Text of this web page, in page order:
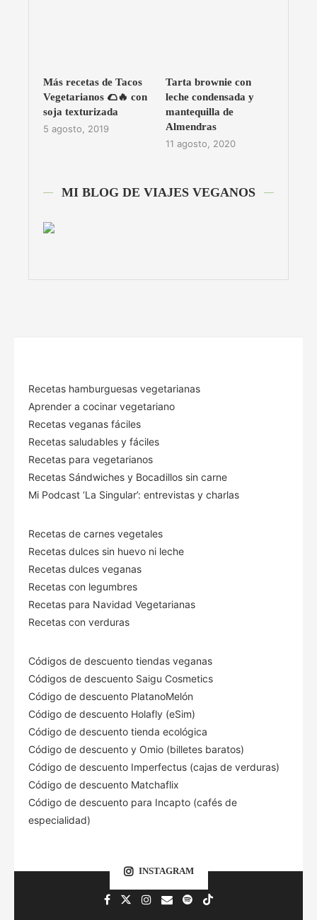
Más recetas de Tacos
Vegetarianos 🌮🔥 con
soja texturizada
5 agosto, 2019
Tarta brownie con
leche condensada y
mantequilla de
Almendras
11 agosto, 2020
MI BLOG DE VIAJES VEGANOS
Recetas hamburguesas vegetarianas
Aprender a cocinar vegetariano
Recetas veganas fáciles
Recetas saludables y fáciles
Recetas para vegetarianos
Recetas Sándwiches y Bocadillos sin carne
Mi Podcast ‘La Singular’: entrevistas y charlas
Recetas de carnes vegetales
Recetas dulces sin huevo ni leche
Recetas dulces veganas
Recetas con legumbres
Recetas para Navidad Vegetarianas
Recetas con verduras
Códigos de descuento tiendas veganas
Códigos de descuento Saigu Cosmetics
Código de descuento PlatanoMelón
Código de descuento Holafly (eSim)
Código de descuento tienda ecológica
Código de descuento y Omio (billetes baratos)
Código de descuento Imperfectus (cajas de verduras)
Código de descuento Matchaflix
Código de descuento para Incapto (cafés de
especialidad)
INSTAGRAM